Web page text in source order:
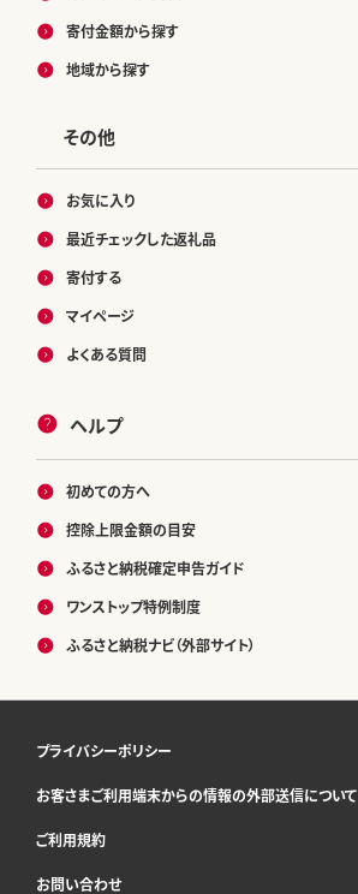
寄付金額から探す
地域から探す
その他
お気に入り
最近チェックした返礼品
寄付する
マイページ
よくある質問
ヘルプ
初めての方へ
控除上限金額の目安
ふるさと納税確定申告ガイド
ワンストップ特例制度
ふるさと納税ナビ（外部サイト）
プライバシーポリシー
お客さまご利用端末からの情報の外部送信について
ご利用規約
お問い合わせ